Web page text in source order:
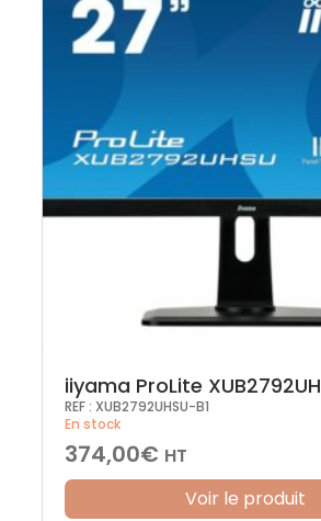
iiyama ProLite
REF : XUB2792UHSU-B1
En stock
374,00€ HT
Voir le produit